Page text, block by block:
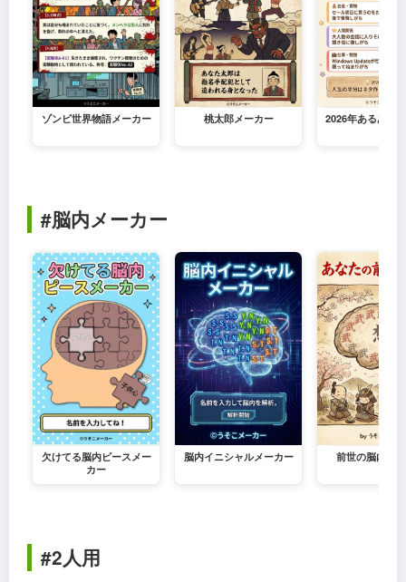
ゾンビ世界物語メーカー 桃太郎メーカー 2026年あるある
#脳内メーカー
欠けてる脳内ピースメー
カー
脳内イニシャルメーカー 前世の脳内メ
#2人用